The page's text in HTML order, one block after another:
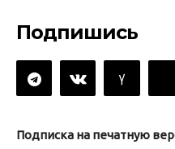
Подпишись
Подписка на печатную